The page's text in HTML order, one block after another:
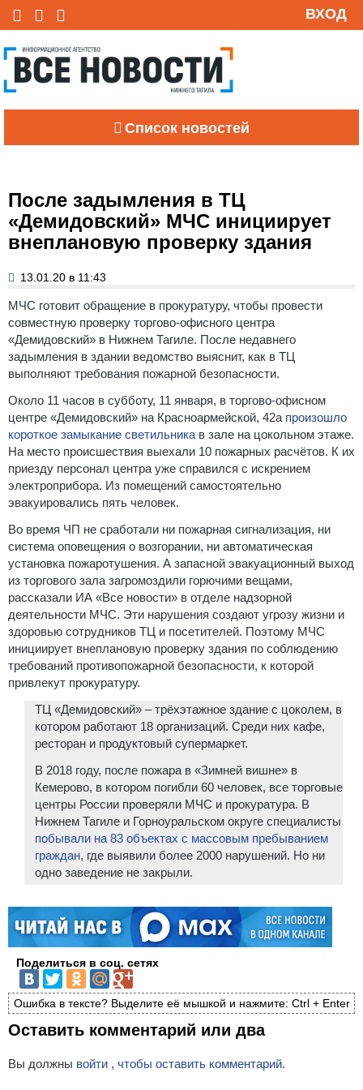
ВХОД
Список новостей
После задымления в ТЦ
«Демидовский» МЧС инициирует
внеплановую проверку здания
13.01.20 в 11:43
МЧС готовит обращение в прокуратуру, чтобы провести
совместную проверку торгово-офисного центра
«Демидовский» в Нижнем Тагиле. После недавнего
задымления в здании ведомство выяснит, как в ТЦ
выполняют требования пожарной безопасности.
Около 11 часов в субботу, 11 января, в торгово-офисном
центре «Демидовский» на Красноармейской, 42а произошло
короткое замыкание светильника в зале на цокольном этаже.
На место происшествия выехали 10 пожарных расчётов. К их
приезду персонал центра уже справился с искрением
электроприбора. Из помещений самостоятельно
эвакуировались пять человек.
Во время ЧП не сработали ни пожарная сигнализация, ни
система оповещения о возгорании, ни автоматическая
установка пожаротушения. А запасной эвакуационный выход
из торгового зала загромоздили горючими вещами,
рассказали ИА «Все новости» в отделе надзорной
деятельности МЧС. Эти нарушения создают угрозу жизни и
здоровью сотрудников ТЦ и посетителей. Поэтому МЧС
инициирует внеплановую проверку здания по соблюдению
требований противопожарной безопасности, к которой
привлекут прокуратуру.
ТЦ «Демидовский» – трёхэтажное здание с цоколем, в
котором работают 18 организаций. Среди них кафе,
ресторан и продуктовый супермаркет.
В 2018 году, после пожара в «Зимней вишне» в
Кемерово, в котором погибли 60 человек, все торговые
центры России проверяли МЧС и прокуратура. В
Нижнем Тагиле и Горноуральском округе специалисты
побывали на 83 объектах с массовым пребыванием
граждан, где выявили более 2000 нарушений. Но ни
одно заведение не закрыли.
Поделиться в соц. сетях
Ошибка в тексте? Выделите её мышкой и нажмите: Ctrl + Enter
Оставить комментарий или два
Вы должны войти , чтобы оставить комментарий.